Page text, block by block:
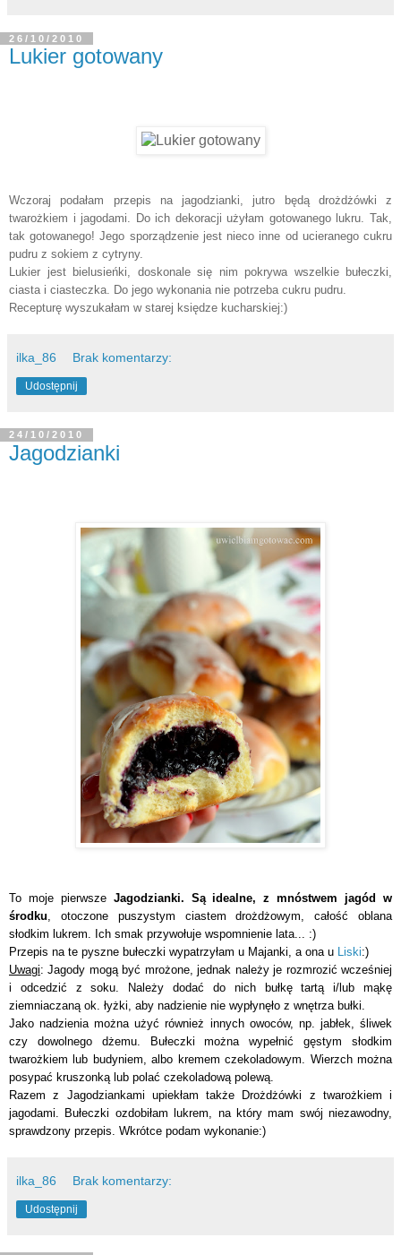
26/10/2010
Lukier gotowany
Wczoraj podałam przepis na jagodzianki, jutro będą drożdżówki z
twarożkiem i jagodami. Do ich dekoracji użyłam gotowanego lukru. Tak,
tak gotowanego! Jego sporządzenie jest nieco inne od ucieranego cukru
pudru z sokiem z cytryny.
Lukier jest bielusieńki, doskonale się nim pokrywa wszelkie bułeczki,
ciasta i ciasteczka. Do jego wykonania nie potrzeba cukru pudru.
Recepturę wyszukałam w starej księdze kucharskiej:)
ilka_86 Brak komentarzy:
Udostępnij
24/10/2010
Jagodzianki
To moje pierwsze Jagodzianki. Są idealne, z mnóstwem jagód w
środku, otoczone puszystym ciastem drożdżowym, całość oblana
słodkim lukrem. Ich smak przywołuje wspomnienie lata... :)
Przepis na te pyszne bułeczki wypatrzyłam u Majanki, a ona u Liski:)
Uwagi: Jagody mogą być mrożone, jednak należy je rozmrozić wcześniej
i odcedzić z soku. Należy dodać do nich bułkę tartą i/lub mąkę
ziemniaczaną ok. łyżki, aby nadzienie nie wypłynęło z wnętrza bułki.
Jako nadzienia można użyć również innych owoców, np. jabłek, śliwek
czy dowolnego dżemu. Bułeczki można wypełnić gęstym słodkim
twarożkiem lub budyniem, albo kremem czekoladowym. Wierzch można
posypać kruszonką lub polać czekoladową polewą.
Razem z Jagodziankami upiekłam także Drożdżówki z twarożkiem i
jagodami. Bułeczki ozdobiłam lukrem, na który mam swój niezawodny,
sprawdzony przepis. Wkrótce podam wykonanie:)
ilka_86 Brak komentarzy:
Udostępnij